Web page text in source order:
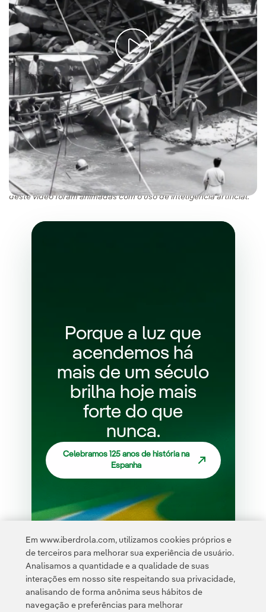
Relembramos nossa história com um livro comemorativo do
nosso 125º aniversário (versão em espanhol). Algumas imagens
deste vídeo foram animadas com o uso de inteligência artificial.
Porque a luz que
acendemos há
mais de um século
brilha hoje mais
forte do que
nunca.
Celebramos 125 anos de história na
Espanha
Em www.iberdrola.com, utilizamos cookies próprios e
de terceiros para melhorar sua experiência de usuário.
Analisamos a quantidade e a qualidade de suas
interações em nosso site respeitando sua privacidade,
analisando de forma anônima seus hábitos de
navegação e preferências para melhorar